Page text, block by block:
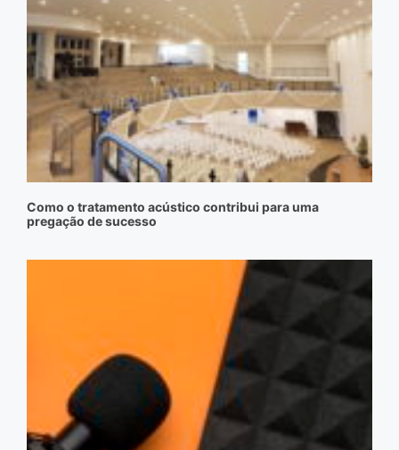
Como o tratamento acústico contribui para uma
pregação de sucesso